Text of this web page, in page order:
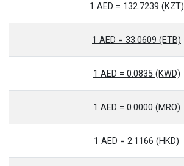
1 AED = 132.7239 (KZT)
1 AED = 33.0609 (ETB)
1 AED = 0.0835 (KWD)
1 AED = 0.0000 (MRO)
1 AED = 2.1166 (HKD)